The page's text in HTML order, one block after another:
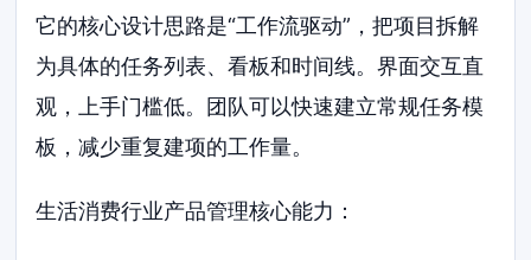
它的核心设计思路是“工作流驱动”，把项目拆解
为具体的任务列表、看板和时间线。界面交互直
观，上手门槛低。团队可以快速建立常规任务模
板，减少重复建项的工作量。
生活消费行业产品管理核心能力：